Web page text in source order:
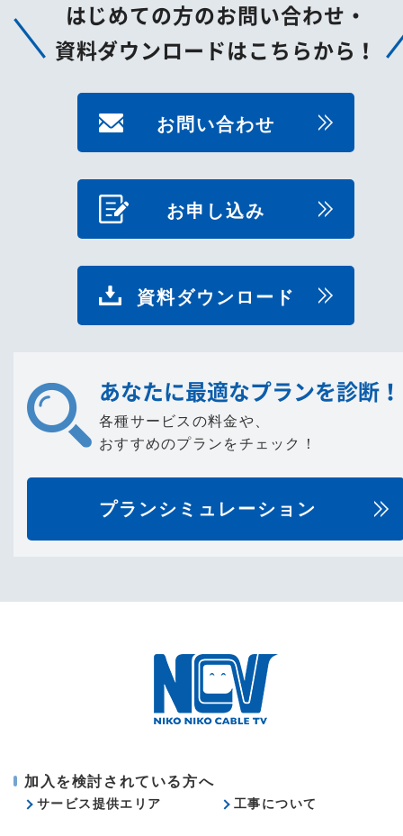
はじめての方のお問い合わせ・
資料ダウンロードはこちらから！
お問い合わせ
お申し込み
資料ダウンロード
あなたに最適なプランを診断！
各種サービスの料金や、
おすすめのプランをチェック！
プランシミュレーション
加入を検討されている方へ
サービス提供エリア 工事について